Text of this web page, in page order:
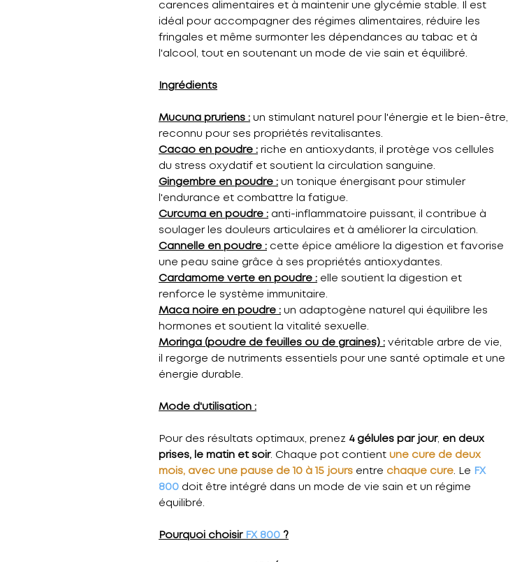
carences alimentaires et à maintenir une glycémie stable. Il est
idéal pour accompagner des régimes alimentaires, réduire les
fringales et même surmonter les dépendances au tabac et à
l'alcool, tout en soutenant un mode de vie sain et équilibré.
Ingrédients
Mucuna pruriens : un stimulant naturel pour l'énergie et le bien-être,
reconnu pour ses propriétés revitalisantes.
Cacao en poudre : riche en antioxydants, il protège vos cellules
du stress oxydatif et soutient la circulation sanguine.
Gingembre en poudre : un tonique énergisant pour stimuler
l'endurance et combattre la fatigue.
Curcuma en poudre : anti-inflammatoire puissant, il contribue à
soulager les douleurs articulaires et à améliorer la circulation.
Cannelle en poudre : cette épice améliore la digestion et favorise
une peau saine grâce à ses propriétés antioxydantes.
Cardamome verte en poudre : elle soutient la digestion et
renforce le système immunitaire.
Maca noire en poudre : un adaptogène naturel qui équilibre les
hormones et soutient la vitalité sexuelle.
Moringa (poudre de feuilles ou de graines) : véritable arbre de vie,
il regorge de nutriments essentiels pour une santé optimale et une
énergie durable.
Mode d'utilisation :
Pour des résultats optimaux, prenez 4 gélules par jour, en deux
prises, le matin et soir. Chaque pot contient une cure de deux
mois, avec une pause de 10 à 15 jours entre chaque cure. Le FX
800 doit être intégré dans un mode de vie sain et un régime
équilibré.
Pourquoi choisir FX 800 ?